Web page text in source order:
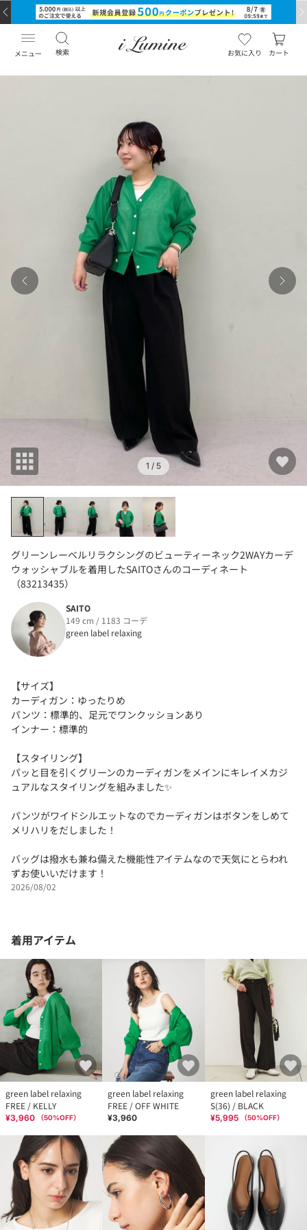
メニュー 検索 お気に入り カート
1 / 5
グリーンレーベルリラクシングのビューティーネック2WAYカーデ
ウォッシャブルを着用したSAITOさんのコーディネート
（83213435）
SAITO
149 cm / 1183 コーデ
green label relaxing
【サイズ】
カーディガン：ゆったりめ
パンツ：標準的、足元でワンクッションあり
インナー：標準的
【スタイリング】
パッと目を引くグリーンのカーディガンをメインにキレイメカジ
ュアルなスタイリングを組みました✨
パンツがワイドシルエットなのでカーディガンはボタンをしめて
メリハリをだしました！
バッグは撥水も兼ね備えた機能性アイテムなので天気にとらわれ
ずお使いいだけます！
2026/08/02
着用アイテム
green label relaxing
FREE / KELLY
¥3,960 （50%OFF）
green label relaxing
FREE / OFF WHITE
¥3,960
green label relaxing
S(36) / BLACK
¥5,995 （50%OFF）